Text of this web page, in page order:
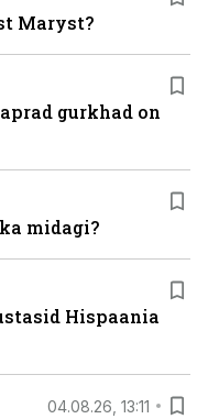
Maryst?
gurkhad on
midagi?
Hispaania
04.08.26, 13:11